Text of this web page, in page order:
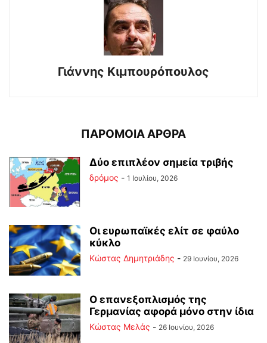
Γιάννης Κιμπουρόπουλος
ΠΑΡΟΜΟΙΑ ΑΡΘΡΑ
Δύο επιπλέον σημεία τριβής
δρόμος - 1 Ιουλίου, 2026
Οι ευρωπαϊκές ελίτ σε φαύλο
κύκλο
Kώστας Δημητριάδης - 29 Ιουνίου, 2026
Ο επανεξοπλισμός της
Γερμανίας αφορά μόνο στην ίδια
Κώστας Μελάς - 26 Ιουνίου, 2026